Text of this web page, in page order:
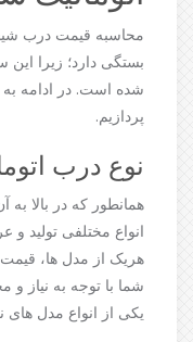
محاسبه قیمت درب
بستگی دارد؛ زیرا
شده است. در ادامه
پردازیم.
نوع درب
همانطور که در بالا
انواع مختلفی تولید
هریک از مدل ها،
شما با توجه به نیاز و
یکی از انواع مدل های